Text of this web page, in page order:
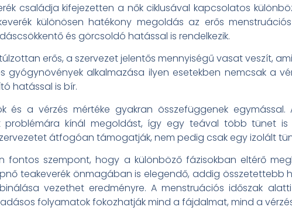
családja kifejezetten a nők ciklusával kapcsolatos
különösen hatékony megoldás az erős
és görcsoldó hatással is rendelkezik.
erős, a szervezet jelentős mennyiségű vasat veszít,
gyógynövények alkalmazása ilyen esetekben nemcsak a
hatással is bír.
és a vérzés mértéke gyakran összefüggenek egymással.
problémára kínál megoldást, így egy teával több tünet is
átfogóan támogatják, nem pedig csak egy izolált
fontos szempont, hogy a különböző fázisokban eltérő
teakeverék önmagában is elegendő, addig összetettebb
vezethet eredményre. A menstruációs időszak
folyamatok fokozhatják mind a fájdalmat, mind a